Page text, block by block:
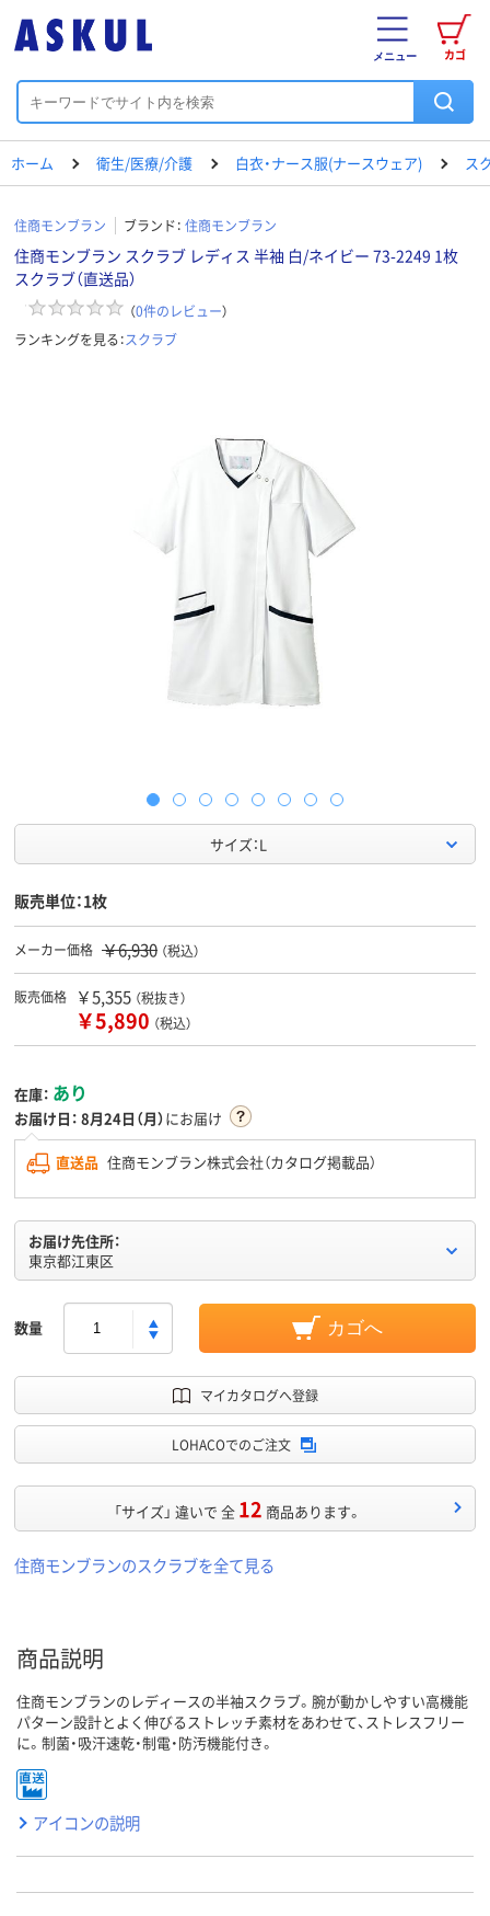
カゴ
メニュー
ホーム 衛生/医療/介護 白衣・ナース服(ナースウェア) ス
住商モンブラン ブランド： 住商モンブラン
住商モンブラン スクラブ レディス 半袖 白/ネイビー 73-2249 1枚
スクラブ（直送品）
（0件のレビュー）
ランキングを見る：スクラブ
サイズ：L
販売単位：1枚
メーカー価格 ￥6,930 （税込）
販売価格 ￥5,355 （税抜き）
￥5,890 （税込）
在庫： あり
お届け日： 8月24日（月）にお届け
直送品 住商モンブラン株式会社（カタログ掲載品）
お届け先住所：
東京都江東区
数量 カゴへ
マイカタログへ登録
LOHACOでのご注文
「サイズ」 違いで 全 12 商品あります。
住商モンブランのスクラブを全て見る
商品説明
住商モンブランのレディースの半袖スクラブ。腕が動かしやすい高機能
パターン設計とよく伸びるストレッチ素材をあわせて、ストレスフリー
に。制菌・吸汗速乾・制電・防汚機能付き。
アイコンの説明